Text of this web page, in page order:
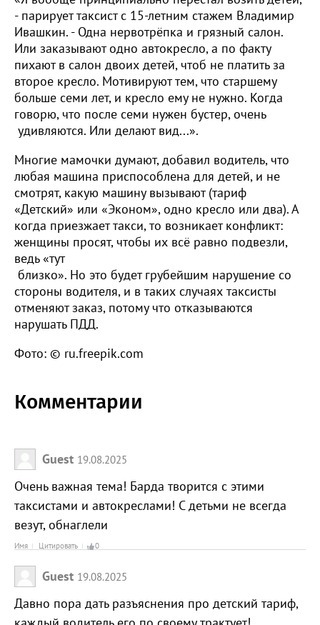
- парирует таксист с 15-летним стажем Владимир
Ивашкин. - Одна нервотрёпка и грязный салон.
Или заказывают одно автокресло, а по факту
пихают в салон двоих детей, чтоб не платить за
второе кресло. Мотивируют тем, что старшему
больше семи лет, и кресло ему не нужно. Когда
говорю, что после семи нужен бустер, очень
удивляются. Или делают вид...».
Многие мамочки думают, добавил водитель, что
любая машина приспособлена для детей, и не
смотрят, какую машину вызывают (тариф
«Детский» или «Эконом», одно кресло или два). А
когда приезжает такси, то возникает конфликт:
женщины просят, чтобы их всё равно подвезли,
ведь «тут
близко». Но это будет грубейшим нарушение со
стороны водителя, и в таких случаях таксисты
отменяют заказ, потому что отказываются
нарушать ПДД.
Фото: © ru.freepik.com
Комментарии
Guest 19.08.2025
Очень важная тема! Барда творится с этими
таксистами и автокреслами! С детьми не всегда
везут, обнаглели
Имя Цитировать 0
Guest 19.08.2025
Давно пора дать разъяснения про детский тариф,